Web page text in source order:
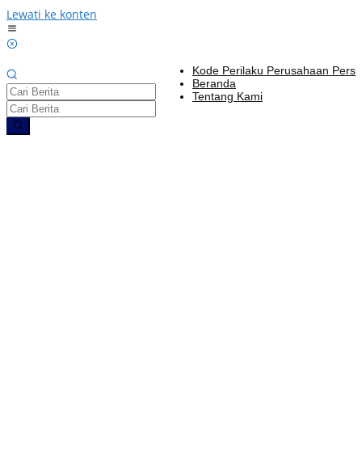
Lewati ke konten
Kode Perilaku Perusahaan Pers
Beranda
Tentang Kami